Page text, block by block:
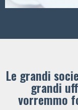
Le grandi
grandi
vorremmo